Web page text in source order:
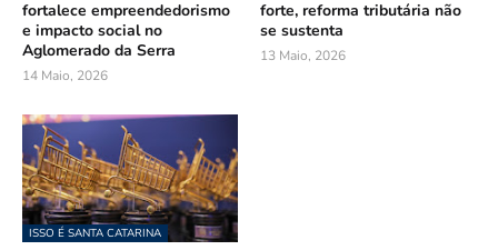
fortalece empreendedorismo
e impacto social no
Aglomerado da Serra
14 Maio, 2026
forte, reforma tributária não
se sustenta
13 Maio, 2026
ISSO É SANTA CATARINA